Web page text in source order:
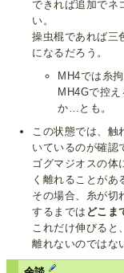
できれば追加でネ
い。
操虫棍であれば三
になるだろう。
MH4では糸
MH4Gで控
か…とも。
この状態では、触
いているのが確認
ゴグマジオスの体
く離れることがあ
その場合、糸が切
するまでは どこま
これだけ伸びると
離れないのではな